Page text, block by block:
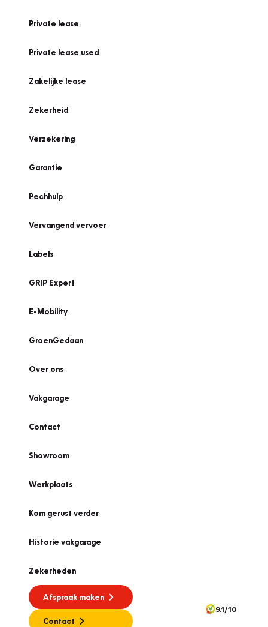
Private lease
Private lease used
Zakelijke lease
Zekerheid
Verzekering
Garantie
Pechhulp
Vervangend vervoer
Labels
GRIP Expert
E-Mobility
GroenGedaan
Over ons
Vakgarage
Contact
Showroom
Werkplaats
Kom gerust verder
Historie vakgarage
Zekerheden
Afspraak maken
Contact
9.1/10